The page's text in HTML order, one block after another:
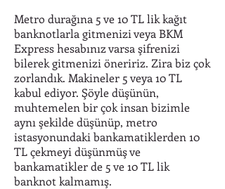
Metro durağına 5 ve 10 TL lik kağıt
banknotlarla gitmenizi veya BKM
Express hesabınız varsa şifrenizi
bilerek gitmenizi öneririz. Zira biz çok
zorlandık. Makineler 5 veya 10 TL
kabul ediyor. Şöyle düşünün,
muhtemelen bir çok insan bizimle
aynı şekilde düşünüp, metro
istasyonundaki bankamatiklerden 10
TL çekmeyi düşünmüş ve
bankamatikler de 5 ve 10 TL lik
banknot kalmamış.